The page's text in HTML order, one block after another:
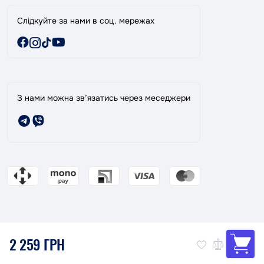
2 259 ГРН
Слідкуйте за нами в соц. мережах
З нами можна зв’язатись через меседжери
Магазин ТАНДЕМ: Ваш надійний партнер в фарбуванні авто!